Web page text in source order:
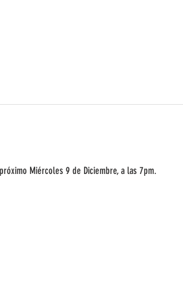
Miércoles 9 de Diciembre, a las 7pm.